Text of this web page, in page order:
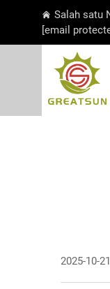
Salah satu
[email
2025-10-